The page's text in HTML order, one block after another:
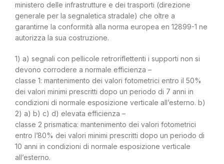
ministero delle infrastrutture e dei trasporti (direzione
generale per la segnaletica stradale) che oltre a
garantirne la conformità alla norma europea en 12899-1 ne
autorizza la sua costruzione.
1) a) segnali con pellicole retroriflettenti i supporti non si
devono corrodere a normale efficienza –
classe 1: mantenimento dei valori fotometrici entro il 50%
dei valori minimi prescritti dopo un periodo di 7 anni in
condizioni di normale esposizione verticale all’esterno. b)
2) a) b) c) d) elevata efficienza –
classe 2 prismatica: mantenimento dei valori fotometrici
entro l’80% dei valori minimi prescritti dopo un periodo di
10 anni in condizioni di normale esposizione verticale
all’esterno.